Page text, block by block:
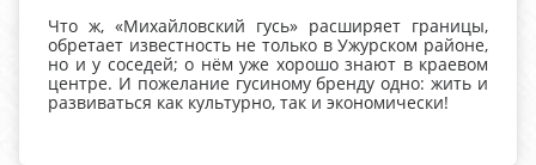
Что ж, «Михайловский гусь» расширяет границы,
обретает известность не только в Ужурском районе,
но и у соседей; о нём уже хорошо знают в краевом
центре. И пожелание гусиному бренду одно: жить и
развиваться как культурно, так и экономически!